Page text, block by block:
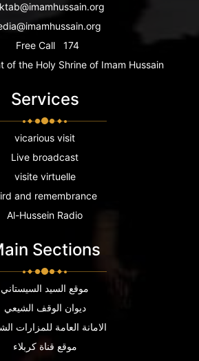
Free Call
174
of the Holy Shrine of Imam Hussain
Services
vicarious visit
Live broadcast
visite virtuelle
and remembrance
Al-Hussein Radio
Sections
موقع السيد السيستاني
ديوان الوقف الشيعي
الامانة العامة للمزارات
موقع قناة كربلاء